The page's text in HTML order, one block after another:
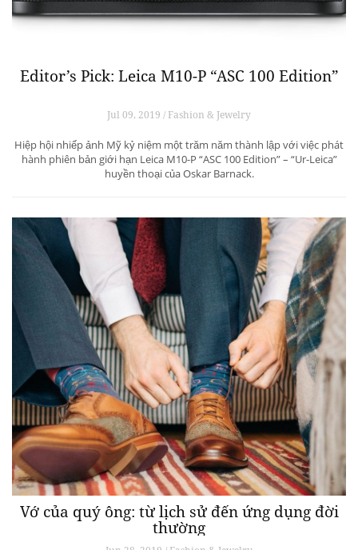
Editor’s Pick: Leica M10-P “ASC 100 Edition”
Jul 09, 2019 / Fashion & Jewelry
Hiệp hội nhiếp ảnh Mỹ kỷ niệm một trăm năm thành lập với việc phát
hành phiên bản giới hạn Leica M10-P “ASC 100 Edition” – “Ur-Leica”
huyền thoại của Oskar Barnack.
Vớ của quý ông: từ lịch sử đến ứng dụng đời
thường